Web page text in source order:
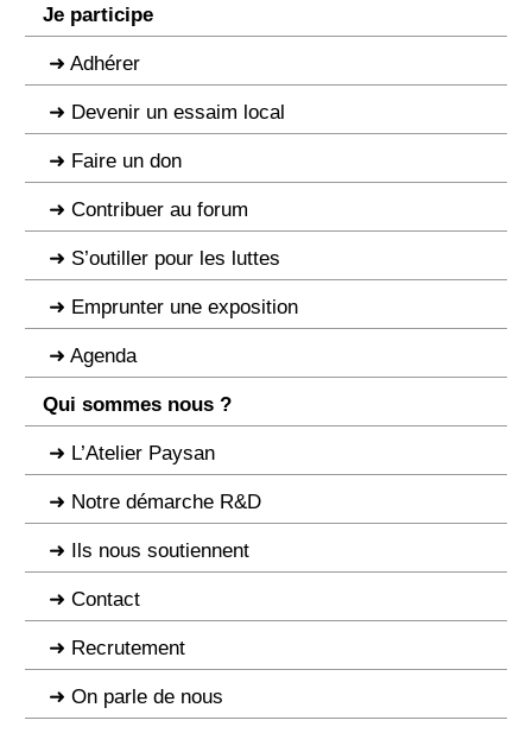
Je participe
Adhérer
Devenir un essaim local
Faire un don
Contribuer au forum
S’outiller pour les luttes
Emprunter une exposition
Agenda
Qui sommes nous ?
L’Atelier Paysan
Notre démarche R&D
Ils nous soutiennent
Contact
Recrutement
On parle de nous